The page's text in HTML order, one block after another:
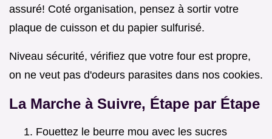
assuré! Coté organisation, pensez à sortir votre
plaque de cuisson et du papier sulfurisé.
Niveau sécurité, vérifiez que votre four est propre,
on ne veut pas d'odeurs parasites dans nos cookies.
La Marche à Suivre, Étape par Étape
Fouettez le beurre mou avec les sucres